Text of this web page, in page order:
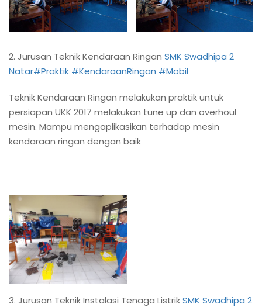
2. Jurusan Teknik Kendaraan Ringan SMK Swadhipa 2
Natar#Praktik #KendaraanRingan #Mobil
Teknik Kendaraan Ringan melakukan praktik untuk
persiapan UKK 2017 melakukan tune up dan overhoul
mesin. Mampu mengaplikasikan terhadap mesin
kendaraan ringan dengan baik
3. Jurusan Teknik Instalasi Tenaga ListrikSMK Swadhipa 2